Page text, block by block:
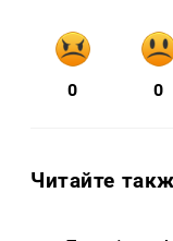
0 0
Читайте